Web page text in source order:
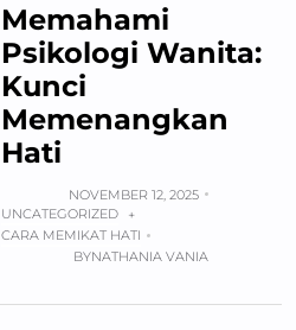
Memahami
Psikologi Wanita:
Kunci
Memenangkan
Hati
NOVEMBER 12, 2025
UNCATEGORIZED
+
CARA MEMIKAT HATI
BYNATHANIA VANIA